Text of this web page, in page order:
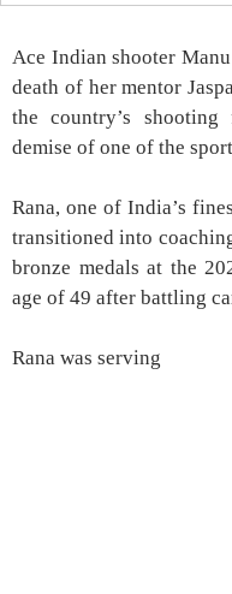
Ace Indian shooter
death of her mentor
the country’s
demise of one of the
Rana, one of India’s
transitioned into
bronze medals at the
age of 49 after battling
Rana was serving